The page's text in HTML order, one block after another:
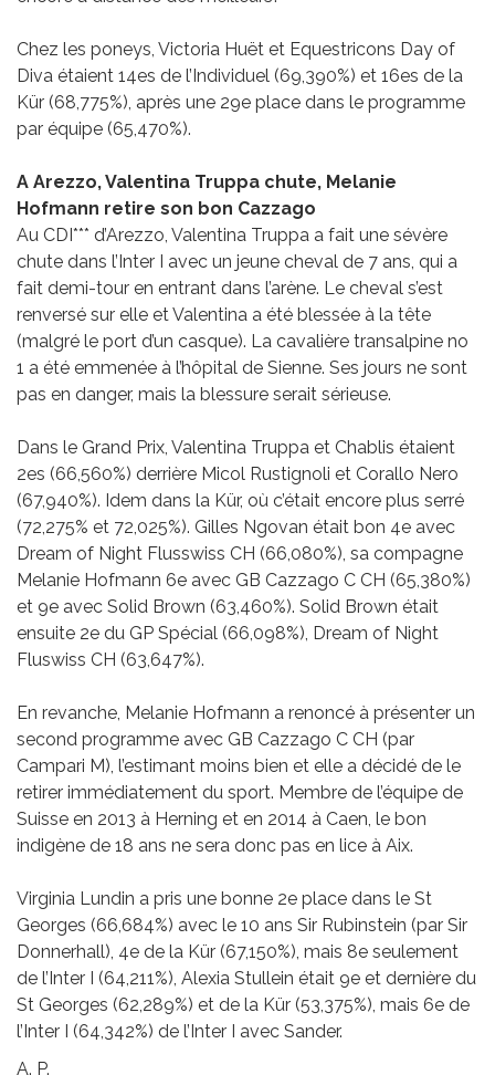
Chez les poneys, Victoria Huët et Equestricons Day of
Diva étaient 14es de l’Individuel (69,390%) et 16es de la
Kür (68,775%), après une 29e place dans le programme
par équipe (65,470%).
A Arezzo, Valentina Truppa chute, Melanie
Hofmann retire son bon Cazzago
Au CDI*** d’Arezzo, Valentina Truppa a fait une sévère
chute dans l’Inter I avec un jeune cheval de 7 ans, qui a
fait demi-tour en entrant dans l’arène. Le cheval s’est
renversé sur elle et Valentina a été blessée à la tête
(malgré le port d’un casque). La cavalière transalpine no
1 a été emmenée à l’hôpital de Sienne. Ses jours ne sont
pas en danger, mais la blessure serait sérieuse.
Dans le Grand Prix, Valentina Truppa et Chablis étaient
2es (66,560%) derrière Micol Rustignoli et Corallo Nero
(67,940%). Idem dans la Kür, où c’était encore plus serré
(72,275% et 72,025%). Gilles Ngovan était bon 4e avec
Dream of Night Flusswiss CH (66,080%), sa compagne
Melanie Hofmann 6e avec GB Cazzago C CH (65,380%)
et 9e avec Solid Brown (63,460%). Solid Brown était
ensuite 2e du GP Spécial (66,098%), Dream of Night
Fluswiss CH (63,647%).
En revanche, Melanie Hofmann a renoncé à présenter un
second programme avec GB Cazzago C CH (par
Campari M), l’estimant moins bien et elle a décidé de le
retirer immédiatement du sport. Membre de l’équipe de
Suisse en 2013 à Herning et en 2014 à Caen, le bon
indigène de 18 ans ne sera donc pas en lice à Aix.
Virginia Lundin a pris une bonne 2e place dans le St
Georges (66,684%) avec le 10 ans Sir Rubinstein (par Sir
Donnerhall), 4e de la Kür (67,150%), mais 8e seulement
de l’Inter I (64,211%), Alexia Stullein était 9e et dernière du
St Georges (62,289%) et de la Kür (53,375%), mais 6e de
l’Inter I (64,342%) de l’Inter I avec Sander.
A. P.